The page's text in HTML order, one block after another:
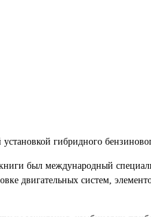
гибридного
был международный
двигательных систем,